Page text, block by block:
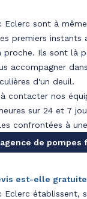
Eclerc sont à
premiers instants
proche. Ils sont là
accompagner
d'un deuil.
contacter nos
sur 24 et 7
confrontées à une
de pompes
est-elle
Eclerc établissent,